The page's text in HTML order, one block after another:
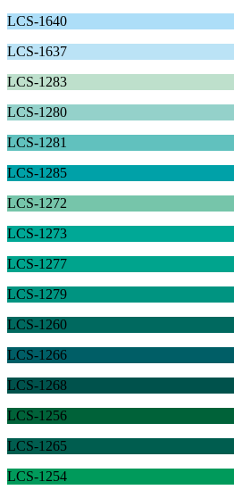
LCS-1640
LCS-1637
LCS-1283
LCS-1280
LCS-1281
LCS-1285
LCS-1272
LCS-1273
LCS-1277
LCS-1279
LCS-1260
LCS-1266
LCS-1268
LCS-1256
LCS-1265
LCS-1254